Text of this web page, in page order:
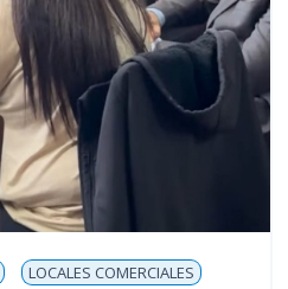
LOCALES COMERCIALES